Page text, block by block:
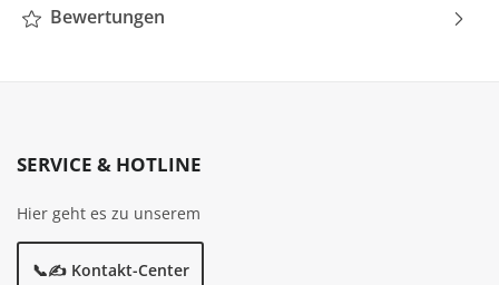
Bewertungen
SERVICE & HOTLINE
Hier geht es zu unserem
📞✍️ Kontakt-Center